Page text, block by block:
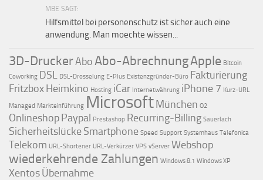
MBE SAGT:
Hilfsmittel bei personenschutz ist sicher auch eine
anwendung. Man moechte wissen...
3D-DruckerAbo Abo-AbrechnungApple Bitcoin
Coworking DSL DSL-Drosselung E-Plus Existenzgründer-Büro Fakturierung
Fritzbox Heimkino Hosting iCar Internetwährung iPhone 7 Kurz-URL
Managed Markteinführung Microsoft München O2
Onlineshop Paypal Prestashop Recurring-Billing Sauerlach
Sicherheitslücke Smartphone Speed Support Systemhaus Telefonica
Telekom URL-Shortener URL-Verkürzer VPS vServer Webshop
wiederkehrende Zahlungen Windows 8.1 Windows XP
Xentos Übernahme